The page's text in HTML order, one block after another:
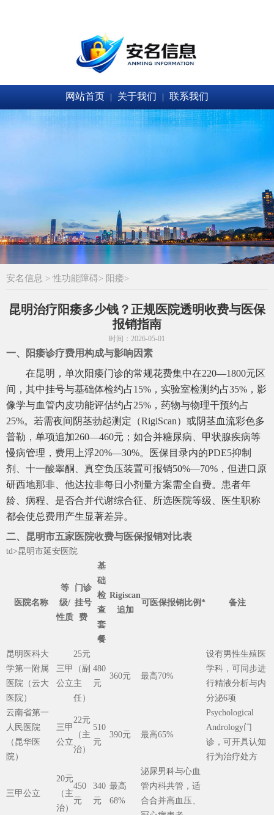
网站首页 关于我们 联系我们
安名信息 > 性功能障碍> 阳痿>
昆明治疗阳痿多少钱？正规医院透明收费与医保
报销指南
时间：2026-05-01
一、阳痿诊疗费用构成与影响因素
在昆明，单次阳痿门诊的常规花费集中在220—1800元区
间，其中挂号与基础体检约占15%，实验室检测约占35%，影
像学与血管内皮功能评估约占25%，药物与物理干预约占
25%。若需夜间阴茎勃起测定（RigiScan）或阴茎血流彩色多
普勒，单项追加260—460元；如合并糖尿病、甲状腺疾病等
慢病管理，费用上浮20%—30%。医保目录内的PDE5抑制
剂、十一酸睾酮、真空负压装置可报销50%—70%，但进口原
研西地那非、他达拉非每日小剂量方案需全自费。患者年
龄、病程、是否合并代谢综合征、所选医院等级、医生职称
都会使总费用产生显著差异。
二、昆明市五家医院收费与医保报销对比表
td>昆明市延安医院
医院名称
等
级/
性质
门诊
挂号
费
基
础
检
查
套
餐
Rigiscan
追加
可医保报销比例* 备注
昆明医科大
学第一附属
医院（云大
医院）
三甲
公立
25元
（副
主
任）
480
元
360元 最高70%
设有男性生殖医
学科，可同步进
行精液分析与内
分泌6项
云南省第一
人民医院
（昆华医
院）
三甲
公立
22元
（主
治）
510
元
390元 最高65%
Psychological
Andrology门
诊，可开具认知
行为治疗处方
三甲公立
20元
（主
治）
450
元
340
元
最高
68%
泌尿男科与心血
管内科共管，适
合合并高血压、